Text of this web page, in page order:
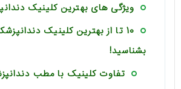
ویژگی های بهترین کلینیک
10 تا از بهترین کلینیک
بشناسید!
تفاوت کلینیک با مطب